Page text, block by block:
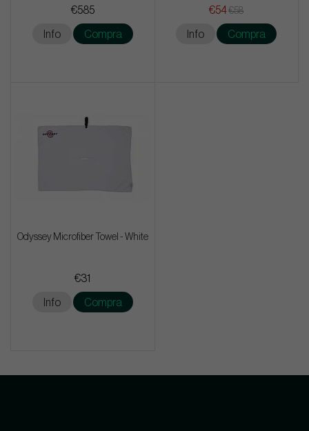
€585
Info Compra
€54€58
Info Compra
Odyssey Microfiber Towel - White
€31
Info Compra